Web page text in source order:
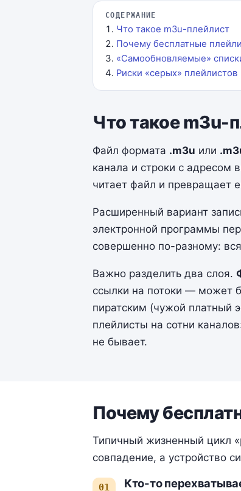
СОДЕРЖАНИЕ
Что такое m3u-плейлист
Почему бесплатные
«Самообновляемые»
Риски «серых» плейлистов
Что такое m3u-
Файл формата .m3u или
канала и строки с адресом
читает файл и превращает
Расширенный вариант
электронной программы
совершенно по-разному:
Важно разделить два слоя.
ссылки на потоки — может
пиратским (чужой платный
плейлисты на сотни
не бывает.
Почему
Типичный жизненный цикл
совпадение, а устройство
Кто-то